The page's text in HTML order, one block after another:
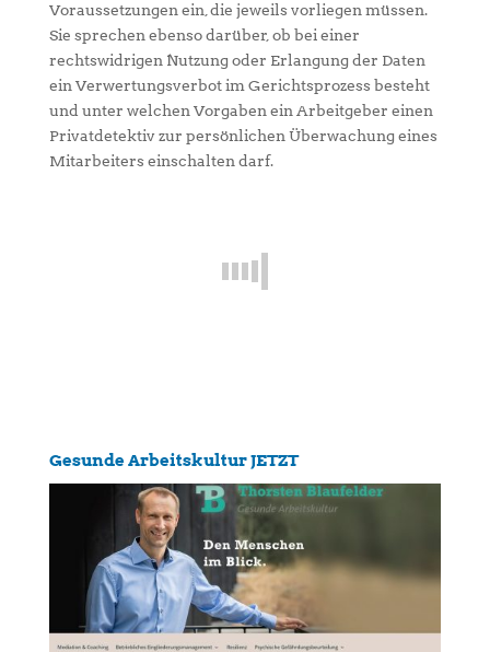
Voraussetzungen ein, die jeweils vorliegen müssen.
Sie sprechen ebenso darüber, ob bei einer
rechtswidrigen Nutzung oder Erlangung der Daten
ein Verwertungsverbot im Gerichtsprozess besteht
und unter welchen Vorgaben ein Arbeitgeber einen
Privatdetektiv zur persönlichen Überwachung eines
Mitarbeiters einschalten darf.
Gesunde Arbeitskultur JETZT